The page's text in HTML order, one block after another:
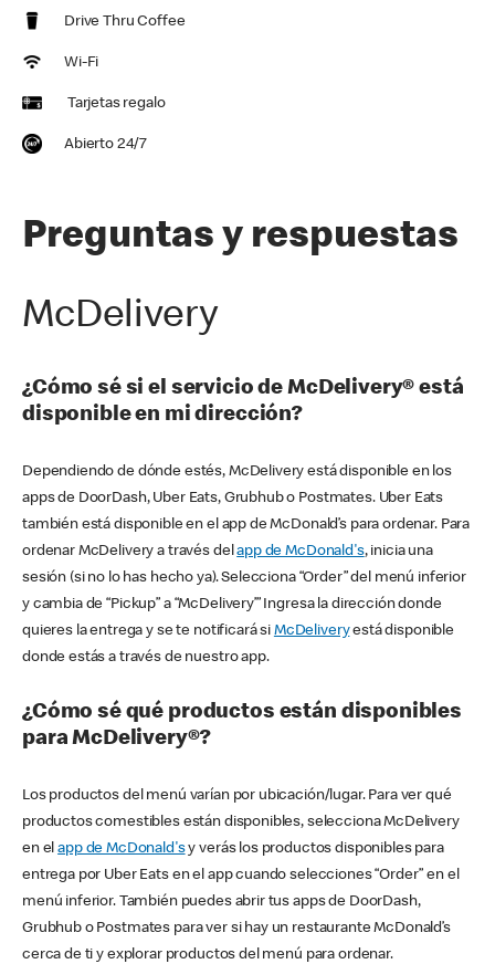
Drive Thru Coffee
Wi-Fi
Tarjetas regalo
Abierto 24/7
Preguntas y respuestas
McDelivery
¿Cómo sé si el servicio de McDelivery® está
disponible en mi dirección?
Dependiendo de dónde estés, McDelivery está disponible en los
apps de DoorDash, Uber Eats, Grubhub o Postmates. Uber Eats
también está disponible en el app de McDonald’s para ordenar. Para
ordenar McDelivery a través delapp de McDonald's, inicia una
sesión (si no lo has hecho ya). Selecciona “Order” del menú inferior
y cambia de “Pickup” a “McDelivery’” Ingresa la dirección donde
quieres la entrega y se te notificará si McDeliveryestá disponible
donde estás a través de nuestro app.
¿Cómo sé qué productos están disponibles
para McDelivery®?
Los productos del menú varían por ubicación/lugar. Para ver qué
productos comestibles están disponibles, selecciona McDelivery
en elapp de McDonald'sy verás los productos disponibles para
entrega por Uber Eats en el app cuando selecciones “Order” en el
menú inferior. También puedes abrir tus apps de DoorDash,
Grubhub o Postmates para ver si hay un restaurante McDonald’s
cerca de ti y explorar productos del menú para ordenar.